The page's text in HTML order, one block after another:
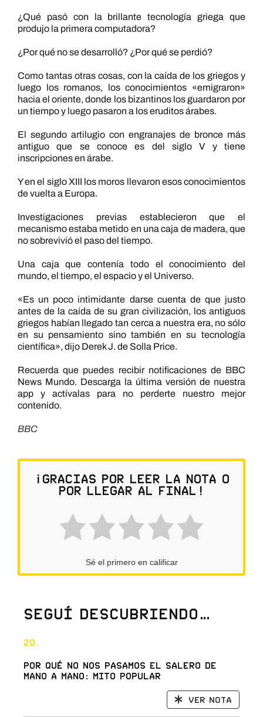
¿Qué pasó con la brillante tecnología griega que
produjo la primera computadora?
¿Por qué no se desarrolló? ¿Por qué se perdió?
Como tantas otras cosas, con la caída de los griegos y
luego los romanos, los conocimientos «emigraron»
hacia el oriente, donde los bizantinos los guardaron por
un tiempo y luego pasaron a los eruditos árabes.
El segundo artilugio con engranajes de bronce más
antiguo que se conoce es del siglo V y tiene
inscripciones en árabe.
Y en el siglo XIII los moros llevaron esos conocimientos
de vuelta a Europa.
Investigaciones previas establecieron que el
mecanismo estaba metido en una caja de madera, que
no sobrevivió el paso del tiempo.
Una caja que contenía todo el conocimiento del
mundo, el tiempo, el espacio y el Universo.
«Es un poco intimidante darse cuenta de que justo
antes de la caída de su gran civilización, los antiguos
griegos habían llegado tan cerca a nuestra era, no sólo
en su pensamiento sino también en su tecnología
científica», dijo Derek J. de Solla Price.
Recuerda que puedes recibir notificaciones de BBC
News Mundo. Descarga la última versión de nuestra
app y actívalas para no perderte nuestro mejor
contenido.
BBC
¡Gracias por leer la nota o
por llegar al final!
Sé el primero en calificar
Seguí descubriendo…
20.
Por qué no nos pasamos el salero de
mano a mano: mito popular
Ver nota